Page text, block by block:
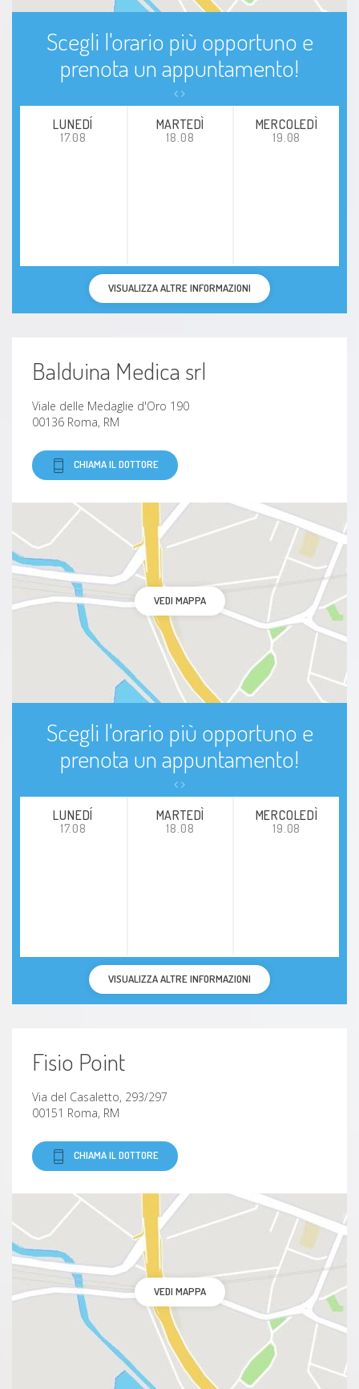
Scegli l'orario più opportuno e
prenota un appuntamento!
LUNEDÍ
17.08
MARTEDÌ
18.08
MERCOLEDÌ
19.08
VISUALIZZA ALTRE INFORMAZIONI
Balduina Medica srl
Viale delle Medaglie d'Oro 190
00136 Roma, RM
CHIAMA IL DOTTORE
VEDI MAPPA
Scegli l'orario più opportuno e
prenota un appuntamento!
LUNEDÍ
17.08
MARTEDÌ
18.08
MERCOLEDÌ
19.08
VISUALIZZA ALTRE INFORMAZIONI
Fisio Point
Via del Casaletto, 293/297
00151 Roma, RM
CHIAMA IL DOTTORE
VEDI MAPPA